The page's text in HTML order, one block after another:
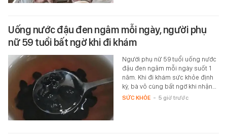
Uống nước đậu đen ngâm mỗi ngày, người phụ
nữ 59 tuổi bất ngờ khi đi khám
Người phụ nữ 59 tuổi uống nước
đậu đen ngâm mỗi ngày suốt 1
năm. Khi đi khám sức khỏe định
kỳ, bà vô cùng bất ngờ khi nhận…
SỨC KHỎE - 5 giờ trước